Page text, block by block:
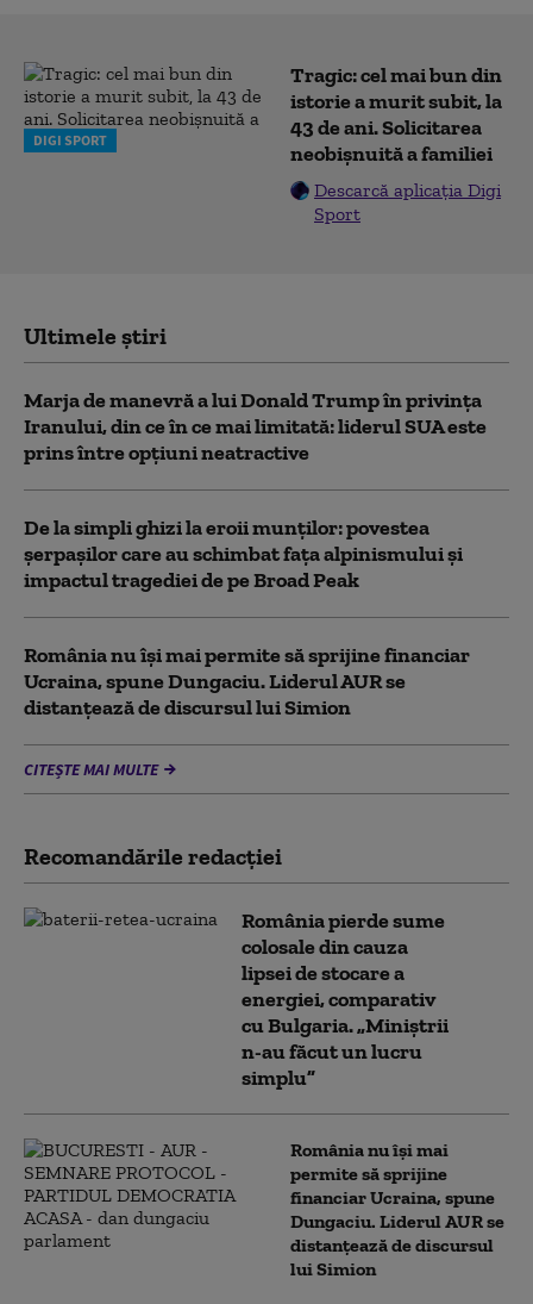
DIGI SPORT
Tragic: cel mai bun din
istorie a murit subit, la
43 de ani. Solicitarea
neobișnuită a familiei
Descarcă aplicația Digi
Sport
Ultimele știri
Marja de manevră a lui Donald Trump în privința
Iranului, din ce în ce mai limitată: liderul SUA este
prins între opțiuni neatractive
De la simpli ghizi la eroii munților: povestea
șerpașilor care au schimbat fața alpinismului și
impactul tragediei de pe Broad Peak
România nu își mai permite să sprijine financiar
Ucraina, spune Dungaciu. Liderul AUR se
distanțează de discursul lui Simion
CITEȘTE MAI MULTE
Recomandările redacţiei
România pierde sume
colosale din cauza
lipsei de stocare a
energiei, comparativ
cu Bulgaria. „Miniștrii
n-au făcut un lucru
simplu”
România nu își mai
permite să sprijine
financiar Ucraina, spune
Dungaciu. Liderul AUR se
distanțează de discursul
lui Simion